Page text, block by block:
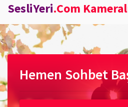
SesliYeri.Com
Hemen Sohbet